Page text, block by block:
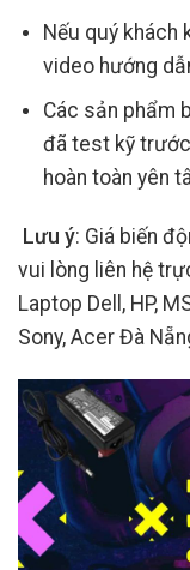
Nếu quý khách
video hướng
Các sản phẩm
đã test kỹ
hoàn toàn yên
Lưu ý: Giá biến
vui lòng liên hệ
Laptop Dell, HP,
Sony, Acer Đà